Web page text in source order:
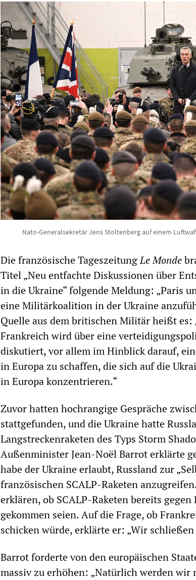
Nato-Generalsekretär Jens Stoltenberg auf einem
Die französische TageszeitungLe Monde
Titel „Neu entfachte Diskussionen über
in die Ukraine“ folgende Meldung: „Paris
eine Militärkoalition in der Ukraine
Quelle aus dem britischen Militär heißt
Frankreich wird über eine
diskutiert, vor allem im Hinblick darauf,
in Europa zu schaffen, die sich auf die
in Europa konzentrieren.“
Zuvor hatten hochrangige Gespräche
stattgefunden, und die Ukraine hatte
Langstreckenraketen des Typs Storm
Außenminister Jean-Noël Barrot erklärte
habe der Ukraine erlaubt, Russland zur
französischen SCALP-Raketen
erklären, ob SCALP-Raketen bereits gegen
gekommen seien. Auf die Frage, ob
schicken würde, erklärte er: „Wir
Barrot forderte von den europäischen
massiv zu erhöhen: „Natürlich werden wir